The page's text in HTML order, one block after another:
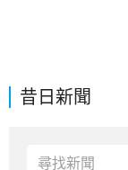
昔日新聞